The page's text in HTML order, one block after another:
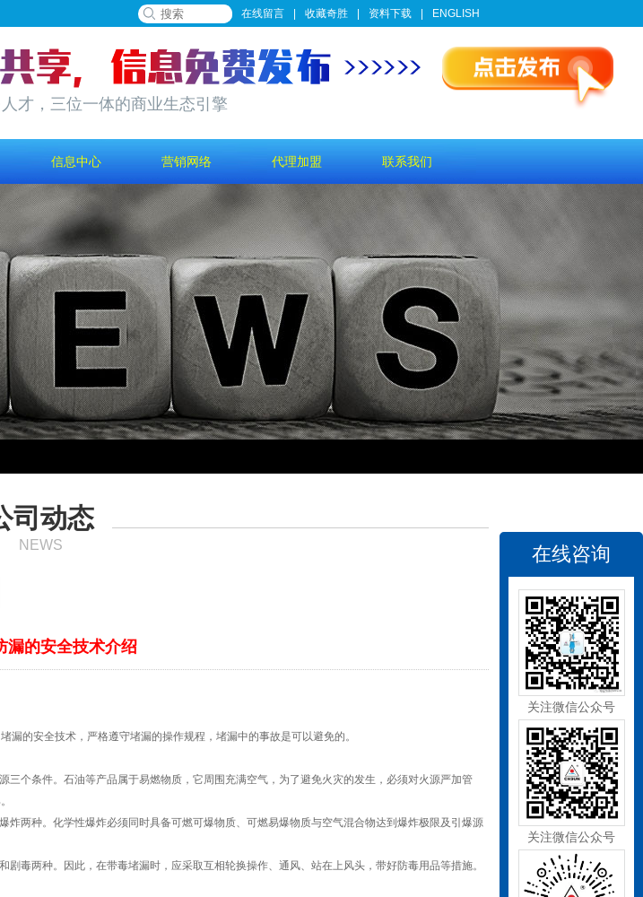
在线留言 收藏奇胜 资料下载 ENGLISH
人才，三位一体的商业生态引擎
信息中心 营销网络 代理加盟 联系我们
司动态
NEWS
漏的安全技术介绍
的安全技术，严格遵守堵漏的操作规程，堵漏中的事故是可以避免的。
三个条件。石油等产品属于易燃物质，它周围充满空气，为了避免火灾的发生，必须对火源严加管
炸两种。化学性爆炸必须同时具备可燃可爆物质、可燃易爆物质与空气混合物达到爆炸极限及引爆源
毒两种。因此，在带毒堵漏时，应采取互相轮换操作、通风、站在上风头，带好防毒用品等措施。
在线咨询
关注微信公众号
关注微信公众号